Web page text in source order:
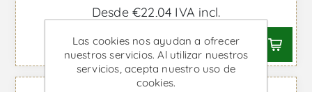
Desde €22,04 IVA incl.
Las cookies nos ayudan a ofrecer
nuestros servicios. Al utilizar nuestros
servicios, acepta nuestro uso de
cookies.